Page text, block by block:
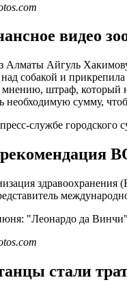
видео
Алматы Айгуль
над собакой и
штраф, который
необходимую сумму,
службе
здравоохранения
стали